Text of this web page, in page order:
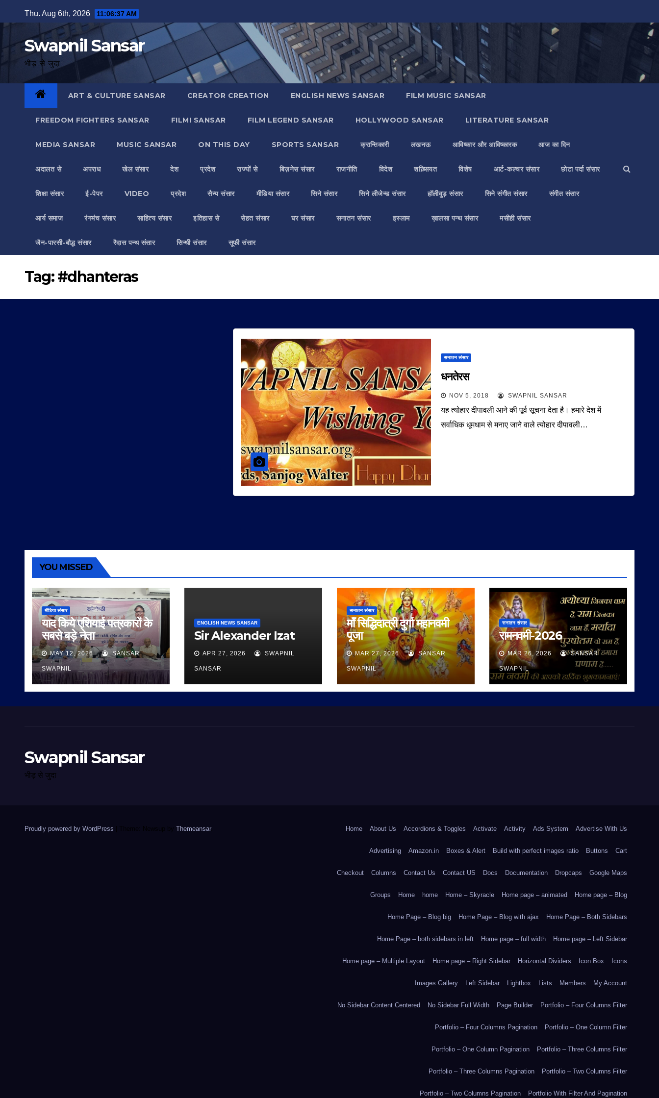
to
Thu. Aug 6th, 2026 11:06:38 AM
Swapnil Sansar
भीड़ से जुदा
ART & CULTURE SANSAR CREATOR CREATION ENGLISH NEWS SANSAR FILM MUSIC SANSAR
FREEDOM FIGHTERS SANSAR FILMI SANSAR FILM LEGEND SANSAR HOLLYWOOD SANSAR LITERATURE SANSAR
MEDIA SANSAR MUSIC SANSAR ON THIS DAY SPORTS SANSAR क्रान्तिकारी लखनऊ आविष्कार और आविष्कारक आज का दिन
अदालत से अपराध खेल संसार देश प्रदेश राज्यों से बिज़नेस संसार राजनीति विदेश शख़्सियत विशेष आर्ट-कल्चर संसार छोटा पर्दा संसार
शिक्षा संसार ई-पेपर VIDEO प्रदेश सैन्य संसार मीडिया संसार सिने संसार सिने लीजेन्ड संसार हॉलीवुड़ संसार सिने संगीत संसार संगीत संसार
आर्य समाज रंगमंच संसार साहित्य संसार इतिहास से सेहत संसार घर संसार सनातन संसार इस्लाम ख़ालसा पन्थ संसार मसीही संसार
जैन-पारसी-बौद्ध संसार रैदास पन्थ संसार सिन्धी संसार सूफी संसार
Tag:#dhanteras
सनातन संसार
धनतेरस
NOV 5, 2018 SWAPNIL SANSAR
यह त्योहार दीपावली आने की पूर्व सूचना देता है। हमारे देश में
सर्वाधिक धूमधाम से मनाए जाने वाले त्योहार दीपावली…
YOU MISSED
मीडिया संसार
याद किये एशियाई पत्रकारों के
सबसे बड़े नेता
MAY 12, 2026 SANSAR
SWAPNIL
ENGLISH NEWS SANSAR
Sir Alexander Izat
APR 27, 2026 SWAPNIL
SANSAR
सनातन संसार
माँ सिद्धिदात्री दुर्गा महानवमी
पूजा
MAR 27, 2026 SANSAR
SWAPNIL
सनातन संसार
रामनवमी-2026
MAR 26, 2026 SANSAR
SWAPNIL
Swapnil Sansar
भीड़ से जुदा
Proudly powered by WordPress Theme: Newsup by Themeansar. Home About Us Accordions & Toggles Activate Activity Ads System Advertise With Us
Advertising Amazon.in Boxes & Alert Build with perfect images ratio Buttons Cart
Checkout Columns Contact Us Contact US Docs Documentation Dropcaps Google Maps
Groups Home home Home – Skyracle Home page – animated Home page – Blog
Home Page – Blog big Home Page – Blog with ajax Home Page – Both Sidebars
Home Page – both sidebars in left Home page – full width Home page – Left Sidebar
Home page – Multiple Layout Home page – Right Sidebar Horizontal Dividers Icon Box Icons
Images Gallery Left Sidebar Lightbox Lists Members My Account
No Sidebar Content Centered No Sidebar Full Width Page Builder Portfolio – Four Columns Filter
Portfolio – Four Columns Pagination Portfolio – One Column Filter
Portfolio – One Column Pagination Portfolio – Three Columns Filter
Portfolio – Three Columns Pagination Portfolio – Two Columns Filter
Portfolio – Two Columns Pagination Portfolio With Filter And Pagination